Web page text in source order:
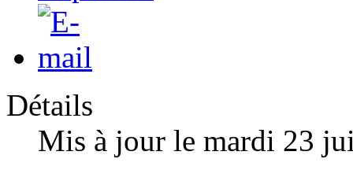
Détails
Mis à jour le mardi 23